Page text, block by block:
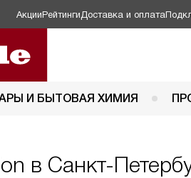
АкцииРейтинги Доставка и оплата
И БЫТОВАЯ ХИМИЯ
в Санкт-